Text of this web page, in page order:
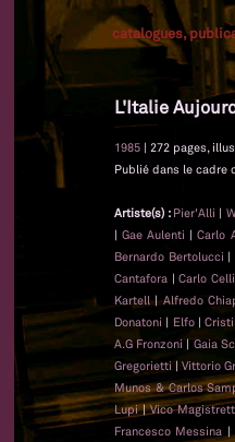
catalogues,
L'Italie
1985 | 272 pages,
Publié dans le cadre
Artiste(s) : Pier'Alli |
|Gae Aulenti |Carlo
Bernardo Bertolucci |
Cantafora |Carlo
Kartell|Alfredo
Donatoni | Elfo|
A.G Fronzoni|Gaia
Gregorietti |Vittorio
Munos & Carlos
Lupi|Vico
Francesco Messina |